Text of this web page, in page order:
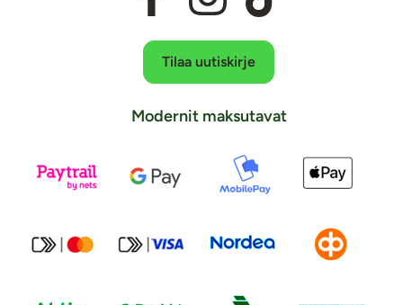
Tilaa uutiskirje
Modernit maksutavat